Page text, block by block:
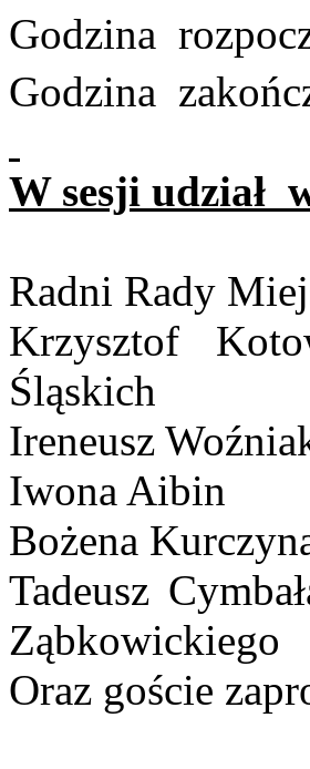
Godzina
Godzina
W sesji udział
Radni Rady
Krzysztof
Śląskich
Ireneusz
Iwona Aibin
Bożena
Tadeusz
Ząbkowickiego
Oraz goście